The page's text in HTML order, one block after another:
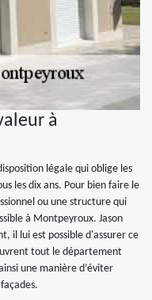
à
légale qui oblige les
les dix ans. Pour bien faire le
ou une structure qui
à Montpeyroux. Jason
il lui est possible d'assurer ce
tout le département
une manière d’éviter